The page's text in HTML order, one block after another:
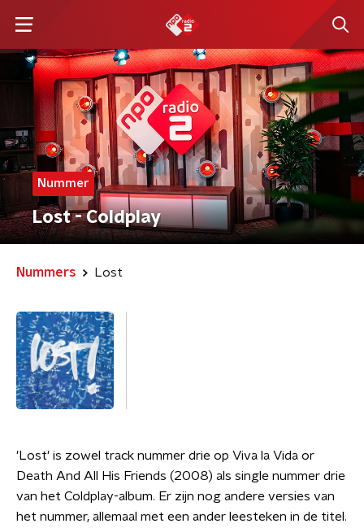
Nummer
Lost - Coldplay
Nummers Lost
'Lost' is zowel track nummer drie op Viva la Vida or
Death And All His Friends (2008) als single nummer drie
van het Coldplay-album. Er zijn nog andere versies van
het nummer, allemaal met een ander leesteken in de titel.